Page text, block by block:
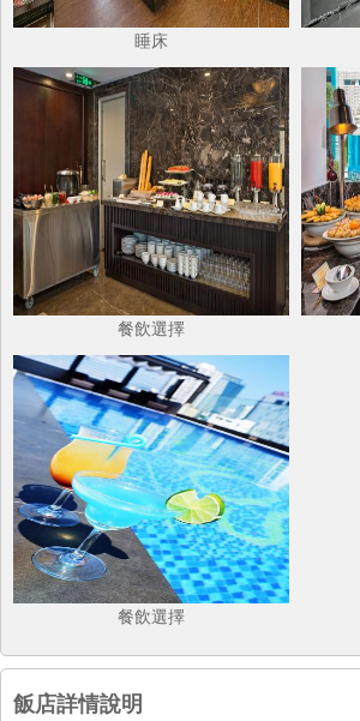
睡床
餐飲選擇
餐飲選擇
飯店詳情說明